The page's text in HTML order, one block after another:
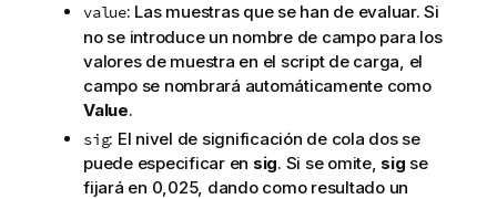
value: Las muestras que se han de evaluar. Si
no se introduce un nombre de campo para los
valores de muestra en el script de carga, el
campo se nombrará automáticamente como
Value.
sig: El nivel de significación de cola dos se
puede especificar en sig. Si se omite, sig se
fijará en 0,025, dando como resultado un